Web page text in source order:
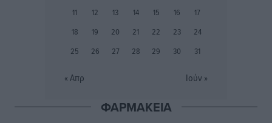
αξιόπιστη εναλλακτική κυβερνητική πρόταση»
είναι ο μήνας της Παναγίας και η Θεία Λειτουργία η
πριν 4 ώρες
11
12 13 14 15 16
17
18
19 20 21 22 23
24
25
26 27 28 29 30 31
« Απρ Ιούν »
ΦΑΡΜΑΚΕΙΑ